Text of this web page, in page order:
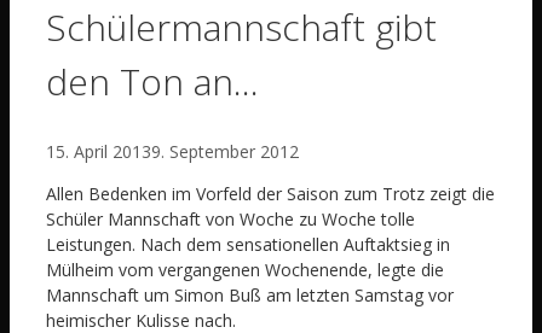
Schülermannschaft gibt
den Ton an…
15. April 20139. September 2012
Allen Bedenken im Vorfeld der Saison zum Trotz zeigt die
Schüler Mannschaft von Woche zu Woche tolle
Leistungen. Nach dem sensationellen Auftaktsieg in
Mülheim vom vergangenen Wochenende, legte die
Mannschaft um Simon Buß am letzten Samstag vor
heimischer Kulisse nach.